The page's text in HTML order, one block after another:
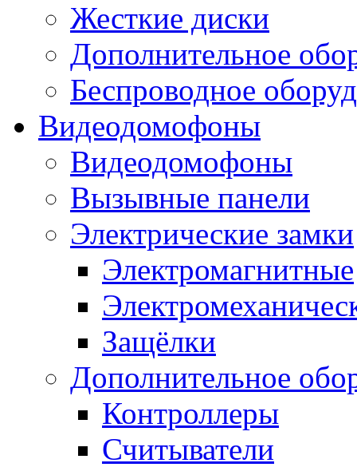
Жесткие диски
Дополнительное
Беспроводное
Видеодомофоны
Видеодомофоны
Вызывные панели
Электрические замки
Электромагнитные
Защёлки
Дополнительное
Контроллеры
Считыватели